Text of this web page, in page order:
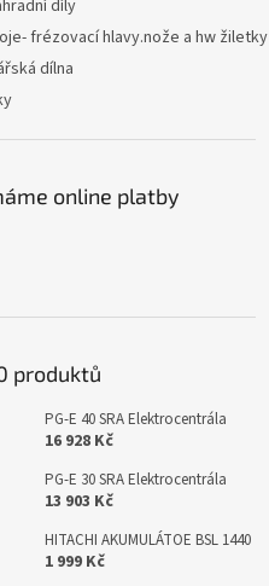
díly
frézovací hlavy.nože a hw žiletky
dílna
online platby
produktů
PG-E 40 SRA Elektrocentrála
16 928 Kč
PG-E 30 SRA Elektrocentrála
13 903 Kč
HITACHI AKUMULÁTOE BSL 1440
1 999 Kč